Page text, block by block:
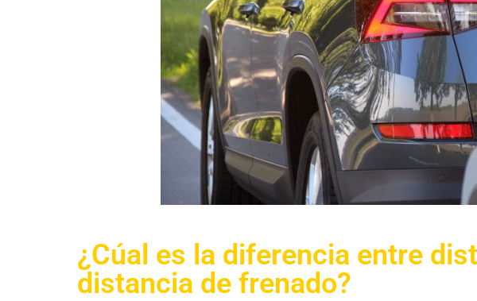
¿Cúal es la diferencia entre
distancia de frenado?